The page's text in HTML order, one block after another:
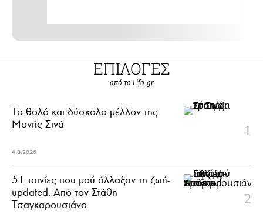
ΕΠΙΛΟΓΕΣ
από το Lifo.gr
Το θολό και δύσκολο μέλλον της
Μονής Σινά
4.8.2026
51 ταινίες που μού άλλαξαν τη ζωή-
updated. Aπό τον Στάθη
Τσαγκαρουσιάνο